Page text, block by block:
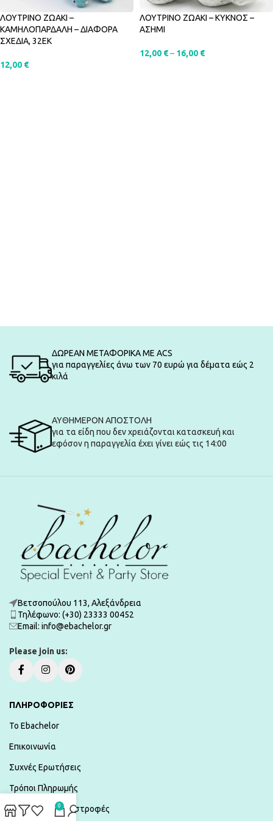
ΛΟΥΤΡΙΝΟ ΖΩΑΚΙ –
ΚΑΜΗΛΟΠΑΡΔΑΛΗ – ΔΙΑΦΟΡΑ
ΣΧΕΔΙΑ, 32ΕΚ
12,00 €
ΛΟΥΤΡΙΝΟ ΖΩΑΚΙ – ΚΥΚΝΟΣ –
ΑΣΗΜΙ
12,00 €– 16,00 €
ΔΩΡΕΑΝ ΜΕΤΑΦΟΡΙΚΑ ΜΕ ACS
για παραγγελίες άνω των 70 ευρώ για δέματα εώς 2
κιλά
ΑΥΘΗΜΕΡΟΝ ΑΠΟΣΤΟΛΗ
για τα είδη που δεν χρειάζονται κατασκευή και
εφόσον η παραγγελία έχει γίνει εώς τις 14:00
Βετσοπούλου 113, Αλεξάνδρεια
Τηλέφωνο: (+30) 23333 00452
Εmail: info@ebachelor.gr
Please join us:
ΠΛΗΡΟΦΟΡΙΕΣ
To Ebachelor
Επικοινωνία
Συχνές Ερωτήσεις
Τρόποι Πληρωμής
Αποστολές & Επιστροφές
0